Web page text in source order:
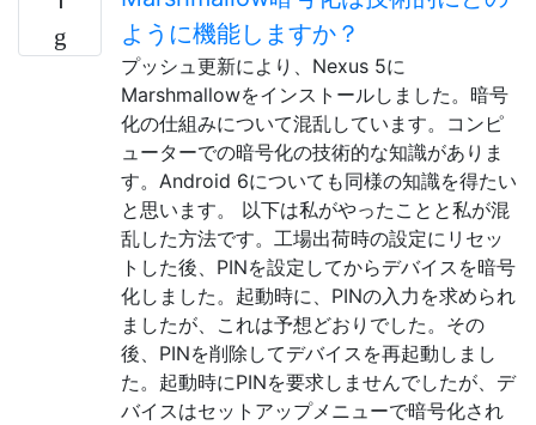
ように機能しますか？
プッシュ更新により、Nexus 5に
Marshmallowをインストールしました。暗号
化の仕組みについて混乱しています。コンピ
ューターでの暗号化の技術的な知識がありま
す。Android 6についても同様の知識を得たい
と思います。 以下は私がやったことと私が混
乱した方法です。工場出荷時の設定にリセッ
トした後、PINを設定してからデバイスを暗号
化しました。起動時に、PINの入力を求められ
ましたが、これは予想どおりでした。その
後、PINを削除してデバイスを再起動しまし
た。起動時にPINを要求しませんでしたが、デ
バイスはセットアップメニューで暗号化され